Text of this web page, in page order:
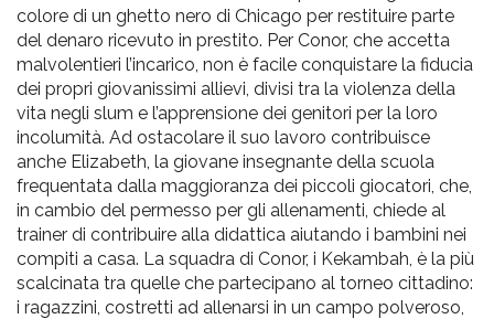
l'adolescenza
colore di un ghetto nero di Chicago per restituire parte
del denaro ricevuto in prestito. Per Conor, che accetta
malvolentieri l’incarico, non è facile conquistare la fiducia
dei propri giovanissimi allievi, divisi tra la violenza della
vita negli slum e l’apprensione dei genitori per la loro
incolumità. Ad ostacolare il suo lavoro contribuisce
anche Elizabeth, la giovane insegnante della scuola
frequentata dalla maggioranza dei piccoli giocatori, che,
in cambio del permesso per gli allenamenti, chiede al
trainer di contribuire alla didattica aiutando i bambini nei
compiti a casa. La squadra di Conor, i Kekambah, è la più
scalcinata tra quelle che partecipano al torneo cittadino:
i ragazzini, costretti ad allenarsi in un campo polveroso,